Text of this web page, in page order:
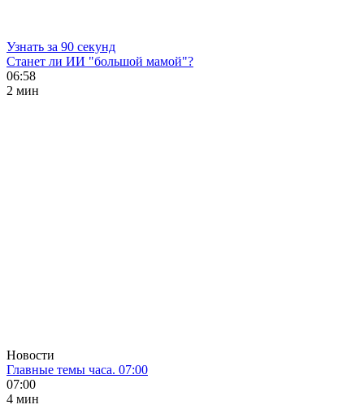
Узнать за 90 секунд
Станет ли ИИ "большой мамой"?
06:58
2 мин
Новости
Главные темы часа. 07:00
07:00
4 мин